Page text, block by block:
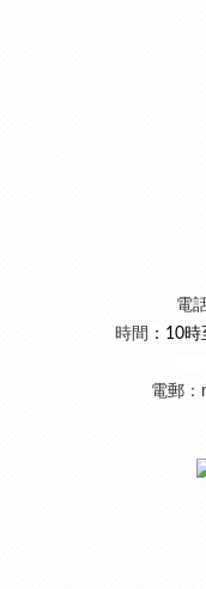
電
時間 ：10
電郵：